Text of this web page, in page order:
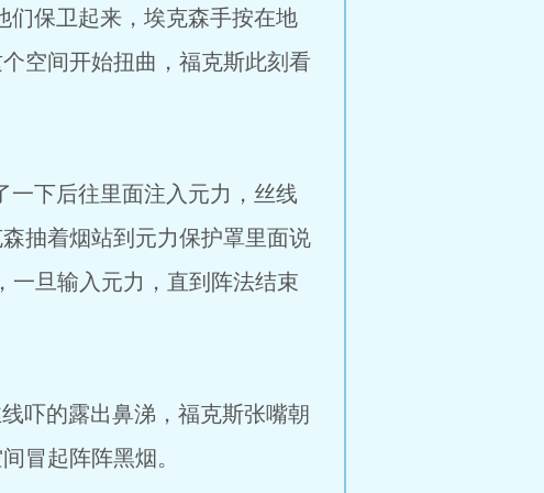
卫起来，埃克森手按在地
空间开始扭曲，福克斯此刻看
后往里面注入元力，丝线
抽着烟站到元力保护罩里面说
一旦输入元力，直到阵法结束
的露出鼻涕，福克斯张嘴朝
冒起阵阵黑烟。